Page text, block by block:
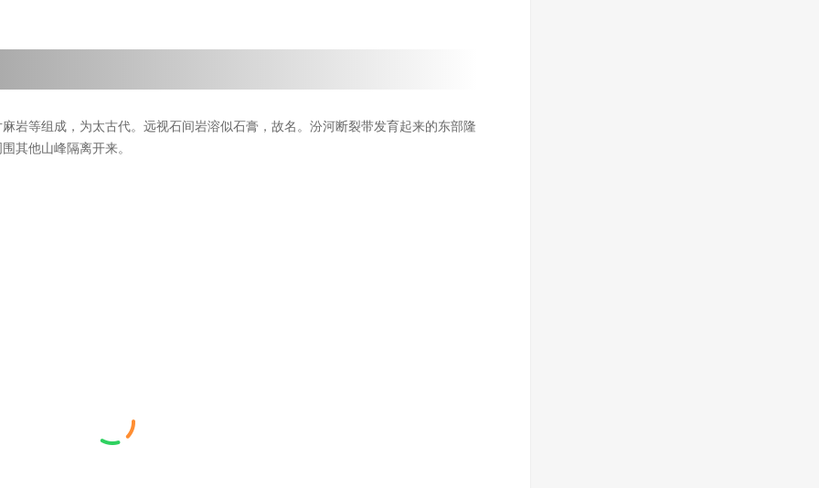
岩等组成，为太古代。远视石间岩溶似石膏，故名。汾河断裂带发育起来的东部隆
其他山峰隔离开来。